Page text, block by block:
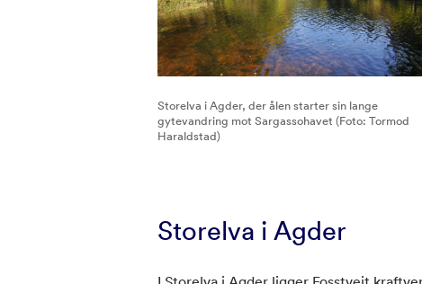
Storelva i Agder, der ålen starter sin lange
gytevandring mot Sargassohavet (Foto: Tormod
Haraldstad)
Storelva i Agder